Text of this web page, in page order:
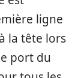
ligne
la tête lors
port du